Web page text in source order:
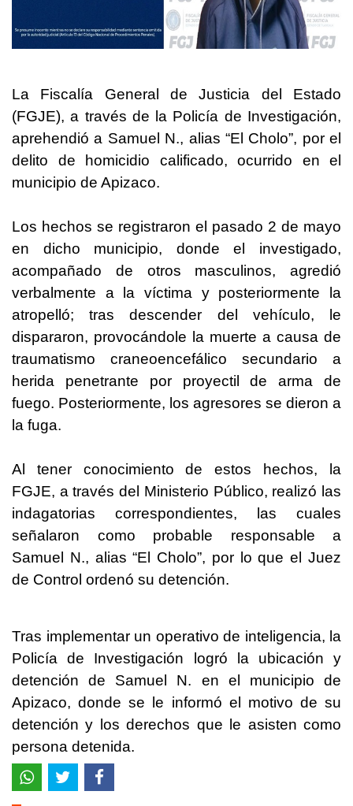
La Fiscalía General de Justicia del Estado
(FGJE), a través de la Policía de Investigación,
aprehendió a Samuel N., alias “El Cholo”, por el
delito de homicidio calificado, ocurrido en el
municipio de Apizaco.
Los hechos se registraron el pasado 2 de mayo
en dicho municipio, donde el investigado,
acompañado de otros masculinos, agredió
verbalmente a la víctima y posteriormente la
atropelló; tras descender del vehículo, le
dispararon, provocándole la muerte a causa de
traumatismo craneoencefálico secundario a
herida penetrante por proyectil de arma de
fuego. Posteriormente, los agresores se dieron a
la fuga.
Al tener conocimiento de estos hechos, la
FGJE, a través del Ministerio Público, realizó las
indagatorias correspondientes, las cuales
señalaron como probable responsable a
Samuel N., alias “El Cholo”, por lo que el Juez
de Control ordenó su detención.
Tras implementar un operativo de inteligencia, la
Policía de Investigación logró la ubicación y
detención de Samuel N. en el municipio de
Apizaco, donde se le informó el motivo de su
detención y los derechos que le asisten como
persona detenida.